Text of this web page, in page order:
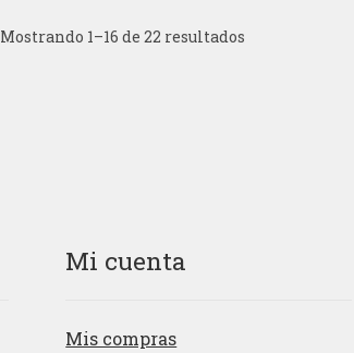
Mostrando 1–16 de 22 resultados
Mi cuenta
Mis compras